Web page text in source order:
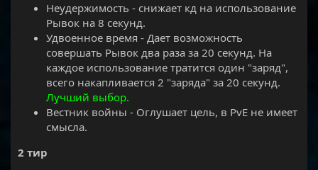
Неудержимость - снижает кд на использование
Рывок на 8 секунд.
Удвоенное время - Дает возможность
совершать Рывок два раза за 20 секунд. На
каждое использование тратится один "заряд",
всего накапливается 2 "заряда" за 20 секунд.
Лучший выбор.
Вестник войны - Оглушает цель, в PvE не имеет
смысла.
2 тир